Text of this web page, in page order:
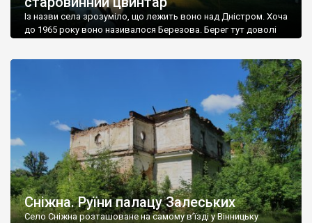
Із назви села зрозуміло, що лежить воно над Дністром. Хоча
до 1965 року воно називалося Березова. Берег тут доволі
Наддністрянське відрізняється від більшості навколишніх
сіл. У селі є мурована Михайлівська церква. Точної дати […]
Сніжна. Руїни палацу Залеських
Село Сніжна розташоване на самому в’їзді у Вінницьку